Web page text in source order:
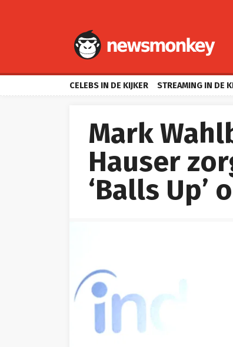
CELEBS IN DE KIJKER STREAMING IN DE
Mark
Hauser
‘Balls Up’